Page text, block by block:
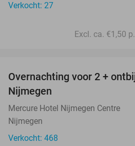
Verkocht: 27
Excl. ca. €1,50
Overnachting voor 2 +
Nijmegen
Mercure Hotel Nijmegen Centre
Nijmegen
Verkocht: 468